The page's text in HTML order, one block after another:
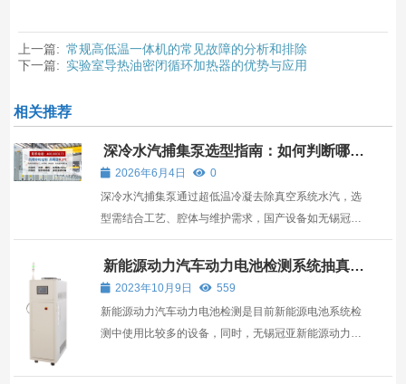
上一篇: 常规高低温一体机的常见故障的分析和排除
下一篇: 实验室导热油密闭循环加热器的优势与应用
相关推荐
深冷水汽捕集泵选型指南：如何判断哪家
产品更适合你的真空系统
2026年6月4日
0
深冷水汽捕集泵通过超低温冷凝去除真空系统水汽，选
型需结合工艺、腔体与维护需求，国产设备如无锡冠亚
在控温精度与定制化方面具优势。
新能源动力汽车动力电池检测系统抽真空
说明2023年10月9日
559
新能源动力汽车动力电池检测是目前新能源电池系统检
测中使用比较多的设备，同时，无锡冠亚新能源动力汽
操作怎么来比较好呢？ 新能源动力汽车动力电池检测在